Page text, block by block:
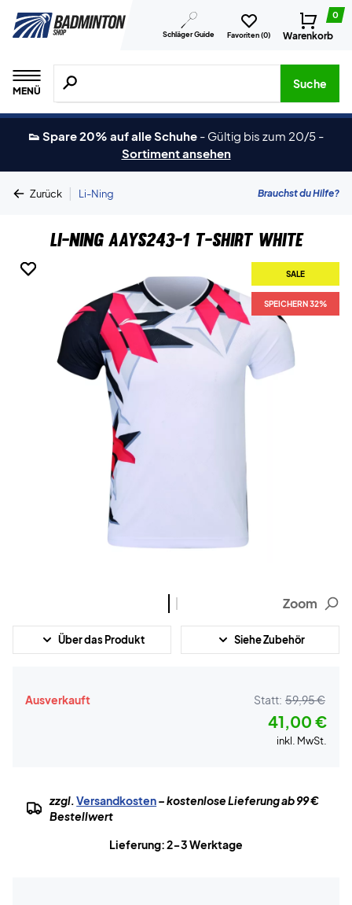
Schläger Guide Favoriten (0)
0
Warenkorb
MENÜ
Suche nach Produkten, Marken usw.
Suche
👟 Spare 20% auf alle Schuhe - Gültig bis zum 20/5 -
Sortiment ansehen
Zurück | Li-Ning Brauchst du Hilfe?
Li-Ning AAYS243-1 T-shirt White
SALE
SPEICHERN 32%
SALE
SPEICHERN 32%
Zoom
Über das Produkt Siehe Zubehör
Ausverkauft Statt: 59,95 €
41,00 €
inkl. MwSt.
zzgl.Versandkosten– kostenlose Lieferung ab 99 €
Bestellwert
Lieferung: 2-3 Werktage